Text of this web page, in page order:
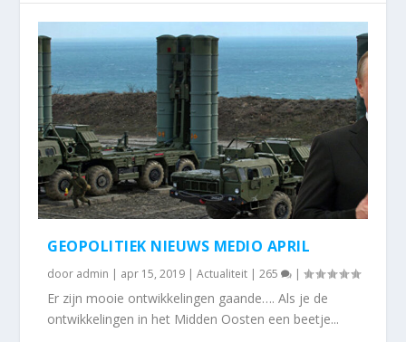
GEOPOLITIEK NIEUWS MEDIO APRIL
door admin | apr 15, 2019 |Actualiteit |265 |
Er zijn mooie ontwikkelingen gaande…. Als je de
ontwikkelingen in het Midden Oosten een beetje...